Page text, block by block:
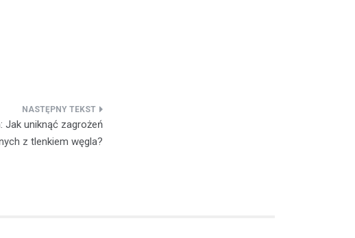
uniknąć zagrożeń
z tlenkiem węgla?